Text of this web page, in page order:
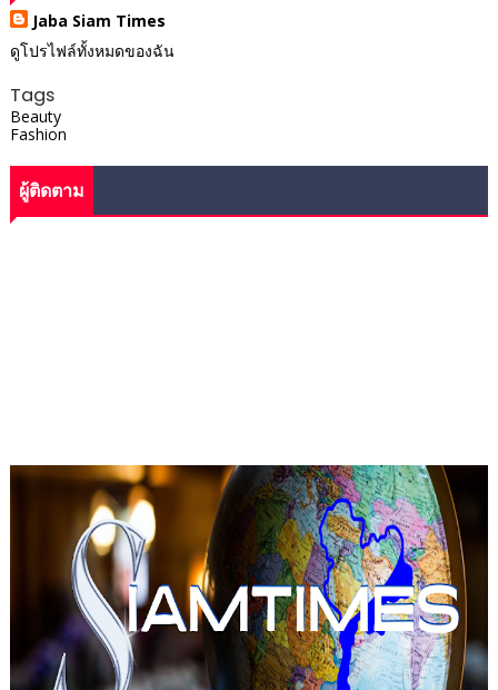
Jaba Siam Times
ดูโปรไฟล์ทั้งหมดของฉัน
Tags
Beauty
Fashion
ผู้ติดตาม